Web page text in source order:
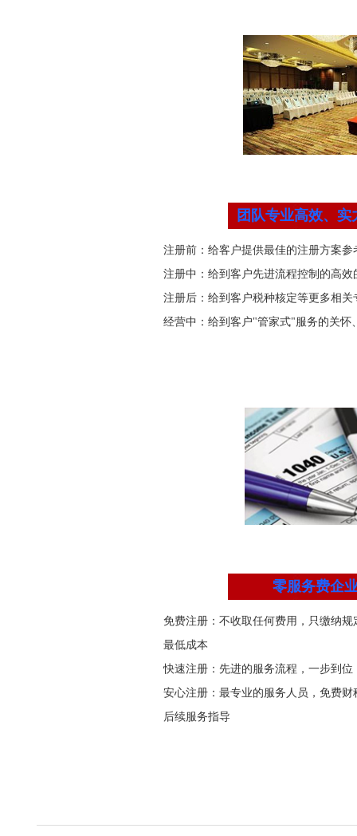
团队专业高效、
注册前：给客户提供最佳的注册方案参
注册中：给到客户先进流程控制的高效
注册后：给到客户税种核定等更多相关
经营中：给到客户"管家式"服务的关怀
零服务费企
免费注册：不收取任何费用，只缴纳
最低成本
快速注册：先进的服务流程，一步到位
安心注册：最专业的服务人员，免费
后续服务指导